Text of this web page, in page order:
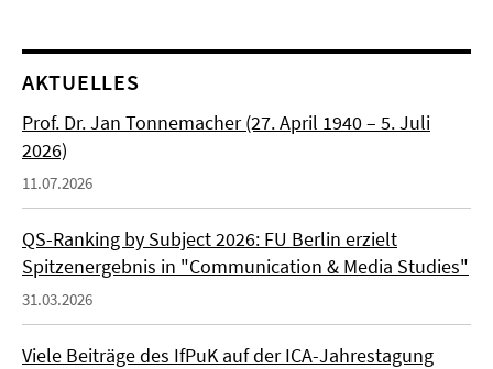
AKTUELLES
Prof. Dr. Jan Tonnemacher (27. April 1940 – 5. Juli
2026)
11.07.2026
QS-Ranking by Subject 2026: FU Berlin erzielt
Spitzenergebnis in "Communication & Media Studies"
31.03.2026
Viele Beiträge des IfPuK auf der ICA-Jahrestagung